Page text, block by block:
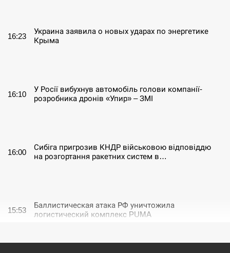
16:23
Украина заявила о новых ударах по энергетике
Крыма
16:10
У Росії вибухнув автомобіль голови компанії-
розробника дронів «Упир» – ЗМІ
16:00
Сибіга пригрозив КНДР військовою відповіддю
на розгортання ракетних систем в…
15:53
Баллистическая атака РФ уничтожила
логистический комплекс PUMA